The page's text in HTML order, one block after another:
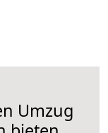
Umzug